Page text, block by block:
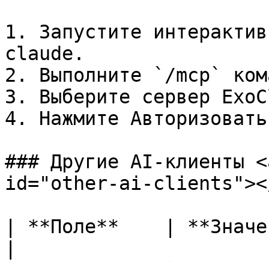
1. Запустите
claude.
2. Выполните `/mcp`
3. Выберите сервер
4. Нажмите
### Другие AI-
id="other-ai-
| **Поле**    |